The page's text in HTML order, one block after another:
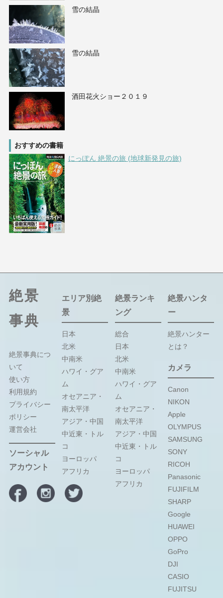
雪の結晶
雪の結晶
酒田花火ショー２０１９
おすすめの書籍
にっぽん 絶景の旅 (地球新発見の旅)
絶景
事典
絶景事典につ
いて
使い方
利用規約
プライバシー
ポリシー
運営会社
ソーシャル
アカウント
エリア別絶
景
日本
北米
中南米
ハワイ・グア
ム
オセアニア・
南太平洋
アジア・中国
中近東・トル
コ
ヨーロッパ
アフリカ
絶景ランキ
ング
総合
日本
北米
中南米
ハワイ・グア
ム
オセアニア・
南太平洋
アジア・中国
中近東・トル
コ
ヨーロッパ
アフリカ
絶景ハンタ
ー
絶景ハンター
とは？
カメラ
Canon
NIKON
Apple
OLYMPUS
SAMSUNG
SONY
RICOH
Panasonic
FUJIFILM
SHARP
Google
HUAWEI
OPPO
GoPro
DJI
CASIO
FUJITSU